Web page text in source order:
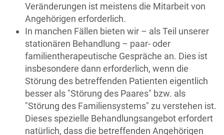
Veränderungen ist meistens die Mitarbeit von
Angehörigen erforderlich.
In manchen Fällen bieten wir – als Teil unserer
stationären Behandlung – paar- oder
familientherapeutische Gespräche an. Dies ist
insbesondere dann erforderlich, wenn die
Störung des betreffenden Patienten eigentlich
besser als "Störung des Paares" bzw. als
"Störung des Familiensystems" zu verstehen ist.
Dieses spezielle Behandlungsangebot erfordert
natürlich, dass die betreffenden Angehörigen